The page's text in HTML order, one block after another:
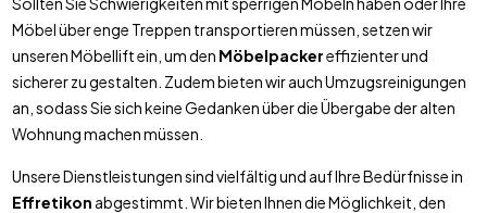
Möbel über enge Treppen transportieren müssen, setzen wir
unseren Möbellift ein, um den Möbelpackereffizienter und
sicherer zu gestalten. Zudem bieten wir auch Umzugsreinigungen
an, sodass Sie sich keine Gedanken über die Übergabe der alten
Wohnung machen müssen.
Unsere Dienstleistungen sind vielfältig und auf Ihre Bedürfnisse in
Effretikon abgestimmt. Wir bieten Ihnen die Möglichkeit, den